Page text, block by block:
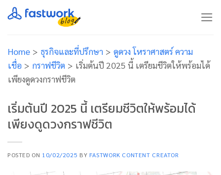
Skip
to
Home > ธุรกิจและที่ปรึกษา > ดูดวง โหราศาสตร์ ความ
เชื่อ > กราฟชีวิต > เริ่มต้นปี 2025 นี้ เตรียมชีวิตให้พร้อมได้
เพียงดูดวงกราฟชีวิต
เริ่มต้นปี 2025 นี้ เตรียมชีวิตให้พร้อมได้
เพียงดูดวงกราฟชีวิต
POSTED ON 10/02/2025 BY FASTWORK CONTENT CREATOR